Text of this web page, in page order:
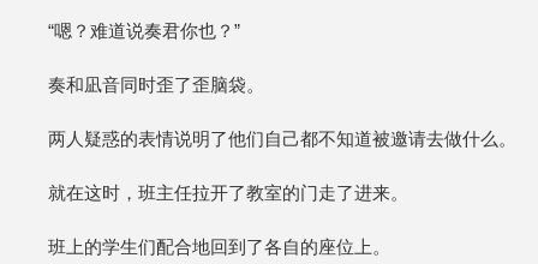
“嗯？难道说奏君你也？”
奏和凪音同时歪了歪脑袋。
两人疑惑的表情说明了他们自己都不知道被邀请去做什么。
就在这时，班主任拉开了教室的门走了进来。
班上的学生们配合地回到了各自的座位上。